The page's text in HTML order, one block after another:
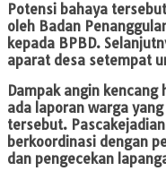
Potensi bahaya
oleh Badan
kepada BPBD.
aparat desa setempat
Dampak angin
ada laporan warga
tersebut.
berkoordinasi dengan
dan pengecekan